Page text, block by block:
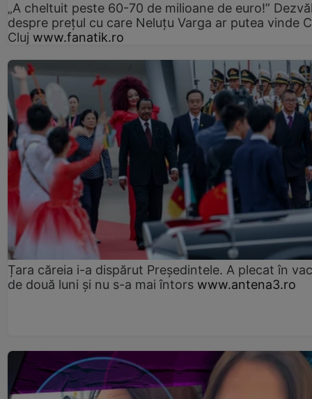
„A cheltuit peste 60-70 de milioane de euro!”
despre prețul cu care Neluțu Varga ar putea vinde
Cluj www.fanatik.ro
Țara căreia i-a dispărut Președintele. A plecat în
de două luni și nu s-a mai întors www.antena3.ro